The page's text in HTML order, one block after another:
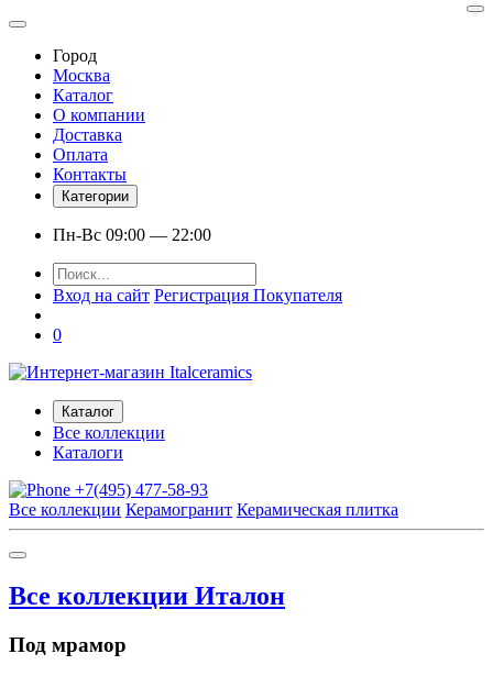
Город
Москва
Каталог
О компании
Доставка
Оплата
Контакты
Категории
Пн-Вс 09:00 — 22:00
Вход на сайт Регистрация Покупателя
0
Каталог
Все коллекции
Каталоги
+7(495) 477-58-93
Все коллекции Керамогранит Керамическая плитка
Все коллекции Италон
Под мрамор